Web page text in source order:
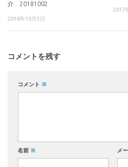
介 20181002
2018年10月2日
2017
コメントを残す
コメント ※
名前 ※ メ